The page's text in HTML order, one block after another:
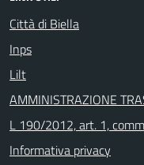
Città di Biella
Inps
Lilt
AMMINISTRAZIONE
L 190/2012, art. 1,
Informativa privacy